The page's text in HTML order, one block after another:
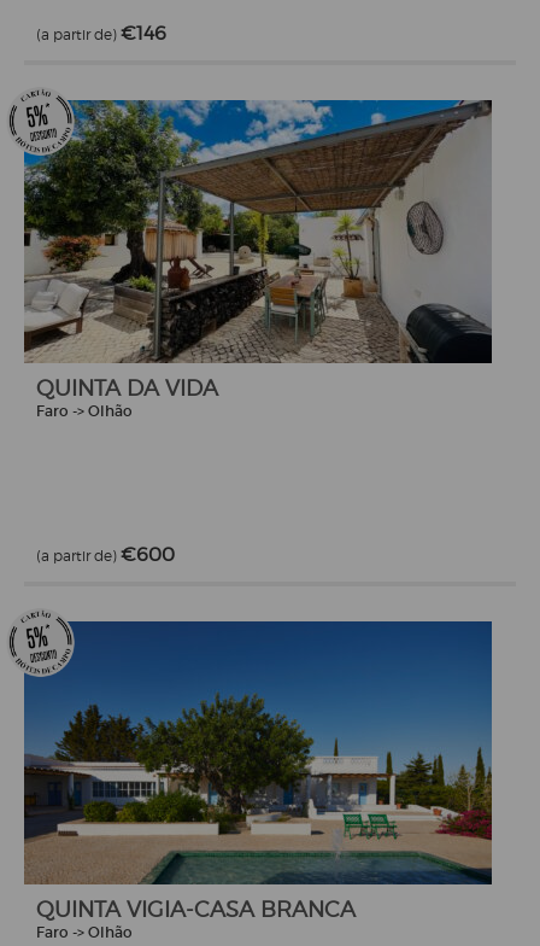
(a partir de) €146
QUINTA DA VIDA
Faro -> Olhão
(a partir de) €600
QUINTA VIGIA-CASA BRANCA
Faro -> Olhão